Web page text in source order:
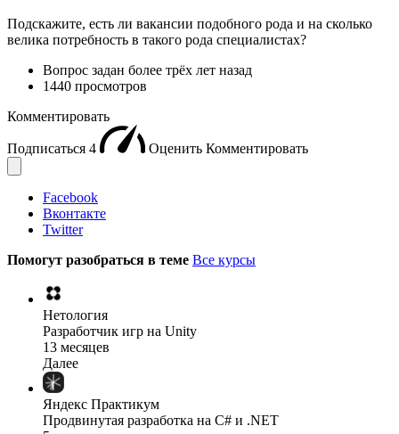
Подскажите, есть ли вакансии подобного рода и на сколько
велика потребность в такого рода специалистах?
Вопрос задан более трёх лет назад
1440 просмотров
Комментировать
Подписаться 4 Оценить Комментировать
Facebook
Вконтакте
Twitter
Помогут разобраться в теме Все курсы
Нетология
Разработчик игр на Unity
13 месяцев
Далее
Яндекс Практикум
Продвинутая разработка на C# и .NET